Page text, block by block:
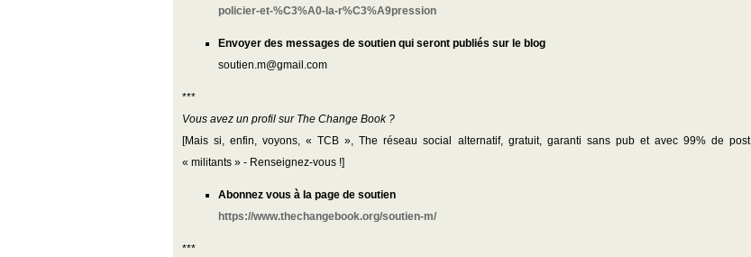
policier-et-%C3%A0-la-r%C3%A9pression
Envoyer des messages de soutien qui seront publiés sur le blog
soutien.m@gmail.com
***
Vous avez un profil sur The Change Book ?
[Mais si, enfin, voyons, « TCB », The réseau social alternatif, gratuit, garanti sans pub et avec 99% de post
« militants » - Renseignez-vous !]
Abonnez vous à la page de soutien
https://www.thechangebook.org/soutien-m/
***